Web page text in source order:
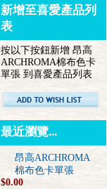
新增至喜愛產品列
表
按以下按鈕新增 昂高
ARCHROMA棉布色卡
單張 到喜愛產品列表
最近瀏覽...
昂高ARCHROMA
棉布色卡單張
$0.00